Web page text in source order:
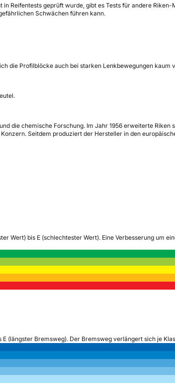
Reifentests geprüft wurde, gibt es Tests für andere
Schwächen führen kann.
die Profilblöcke auch bei starken Lenkbewegungen kaum
die chemische Forschung. Im Jahr 1956 erweiterte Riken
Seitdem produziert der Hersteller in den
Wert) bis E (schlechtester Wert). Eine Verbesserung um
(längster Bremsweg). Der Bremsweg verlängert sich je